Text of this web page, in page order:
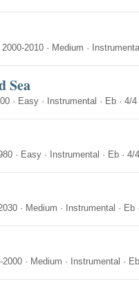
2000-2010 · Medium ·
Sea
· Easy · Instrumental · Eb · 4/4
· Easy · Instrumental · Eb · 4/4
· Medium · Instrumental · Eb
2000 · Medium · Instrumental · Eb